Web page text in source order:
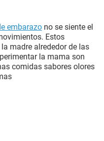
embarazo no se siente el
Estos
madre alrededor de las
la mama son
comidas sabores olores